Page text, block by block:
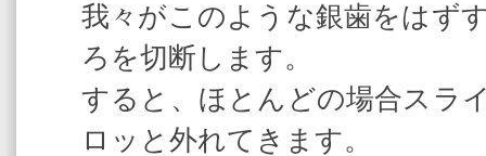
我々がこのような銀歯をはず
ろを切断します。
すると、ほとんどの場合スラ
ロッと外れてきます。